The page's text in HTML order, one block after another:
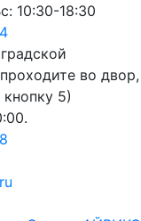
10:30-18:30
во двор,
5)